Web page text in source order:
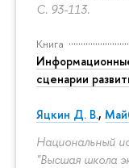
С. 93-113.
Книга
сценарии
Яцкин Д. В.,
Национальный
"Высшая школа